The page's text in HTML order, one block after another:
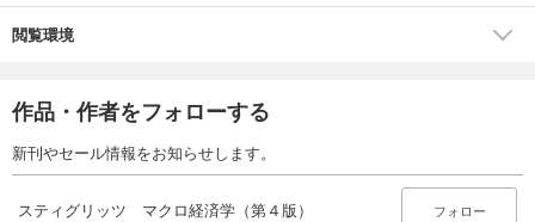
閲覧環境
作品・作者をフォローする
新刊やセール情報をお知らせします。
スティグリッツ マクロ経済学（第４版） フォロー